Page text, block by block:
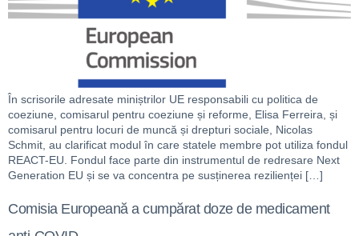
În scrisorile adresate miniștrilor UE responsabili cu politica de
coeziune, comisarul pentru coeziune și reforme, Elisa Ferreira, și
comisarul pentru locuri de muncă și drepturi sociale, Nicolas
Schmit, au clarificat modul în care statele membre pot utiliza fondul
REACT-EU. Fondul face parte din instrumentul de redresare Next
Generation EU și se va concentra pe susținerea rezilienței […]
Comisia Europeană a cumpărat doze de medicament